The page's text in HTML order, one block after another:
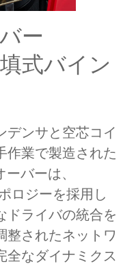
ー
式バイン
デンサと空芯コイ
作業で製造された
バーは、
ロジーを採用し
ドライバの統合を
整されたネットワ
全なダイナミクス